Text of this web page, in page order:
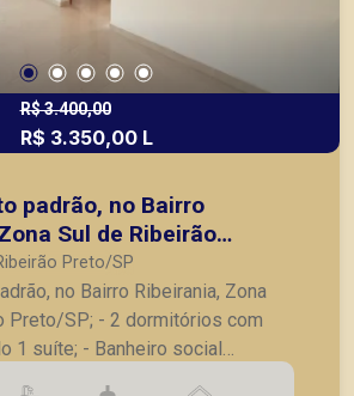
R$ 3.400,00
R$ 3.350,00 L
padrão, no Bairro
Sul de Ribeirão
Preto/SP
no Bairro Ribeirania, Zona
2 dormitórios com
1 suíte; - Banheiro social
para 2 ambientes com rack; -